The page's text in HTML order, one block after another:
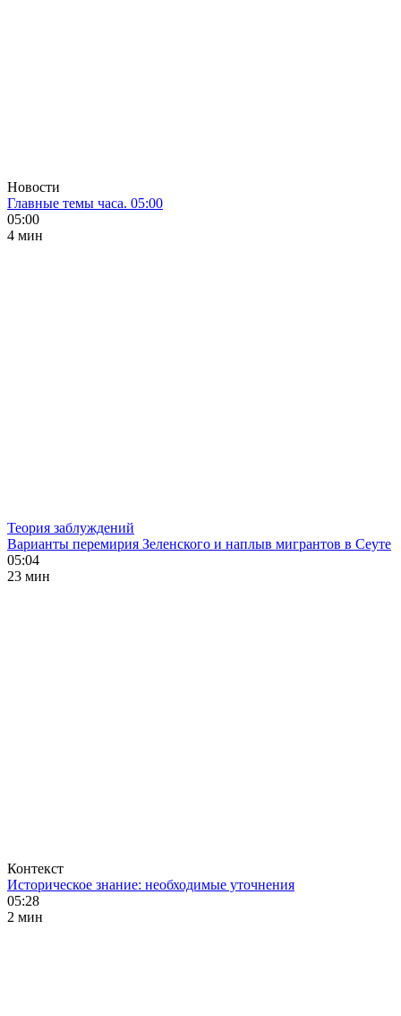
Новости
Главные темы часа. 05:00
05:00
4 мин
Теория заблуждений
Варианты перемирия Зеленского и наплыв мигрантов в Сеуте
05:04
23 мин
Контекст
Историческое знание: необходимые уточнения
05:28
2 мин